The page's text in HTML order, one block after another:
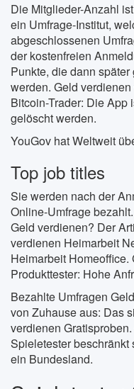
Die Mitglieder-Anzahl
ein Umfrage-Institut,
abgeschlossenen
der kostenfreien
Punkte, die dann
werden. Geld
Bitcoin-Trader: Die App
gelöscht werden.
YouGov hat Weltweit
Top job titles
Sie werden nach der
Online-Umfrage
Geld verdienen? Der
verdienen Heimarbeit
Heimarbeit
Produkttester: Hohe
Bezahlte Umfragen
von Zuhause aus: Das
verdienen
Spieletester beschränkt
ein Bundesland.